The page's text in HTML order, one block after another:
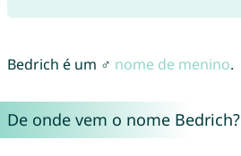
Bedrich é um ♂ nome de menino.
De onde vem o nome Bedrich?